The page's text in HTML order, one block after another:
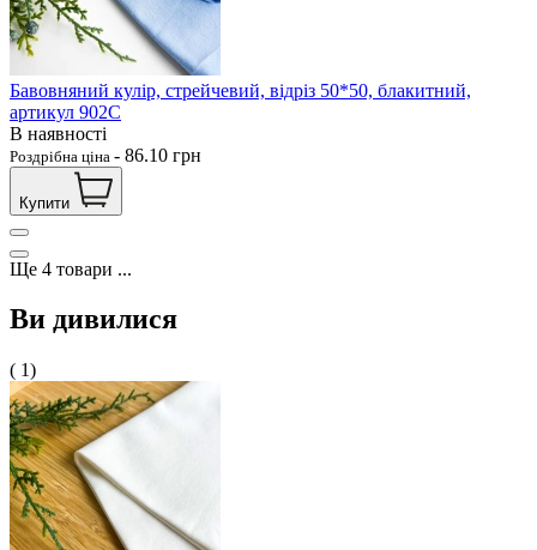
Бавовняний кулір, стрейчевий, відріз 50*50, блакитний,
артикул 902С
В наявності
Роздрібна ціна - 86.10 грн
Купити
Ще 4 товари ...
Ви дивилися
( 1)